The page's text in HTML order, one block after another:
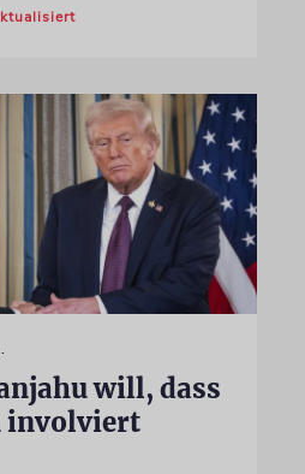
will, dass
involviert